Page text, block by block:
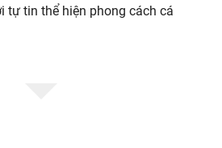
tự tin thể hiện phong cách cá